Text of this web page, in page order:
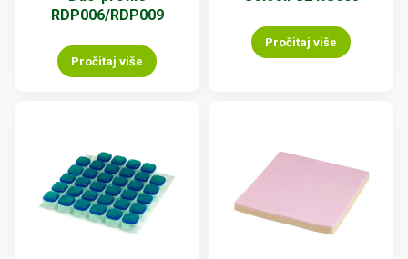
RDP006/RDP009
Pročitaj više
Pročitaj više